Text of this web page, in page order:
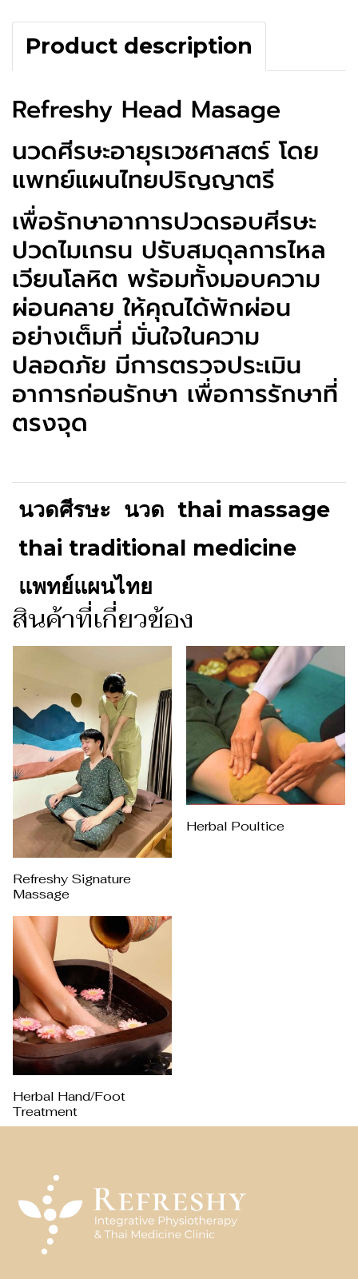
Product description
Refreshy Head Masage
นวดศีรษะอายุรเวชศาสตร์ โดย
แพทย์แผนไทยปริญญาตรี
เพื่อรักษาอาการปวดรอบศีรษะ
ปวดไมเกรน ปรับสมดุลการไหล
เวียนโลหิต พร้อมทั้งมอบความ
ผ่อนคลาย ให้คุณได้พักผ่อน
อย่างเต็มที่ มั่นใจในความ
ปลอดภัย มีการตรวจประเมิน
อาการก่อนรักษา เพื่อการรักษาที่
ตรงจุด
นวดศีรษะ นวด thai massage
thai traditional medicine
แพทย์แผนไทย
สินค้าที่เกี่ยวข้อง
Refreshy Signature
Massage
Herbal Poultice
Herbal Hand/Foot
Treatment